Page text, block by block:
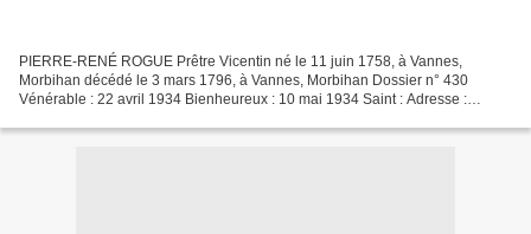
PIERRE-RENÉ ROGUE Prêtre Vicentin né le 11 juin 1758, à Vannes,
Morbihan décédé le 3 mars 1796, à Vannes, Morbihan Dossier n° 430
Vénérable : 22 avril 1934 Bienheureux : 10 mai 1934 Saint : Adresse :